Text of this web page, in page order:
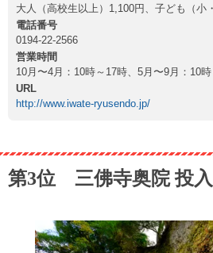
大人（高校生以上）1,100円、子ども（小
電話番号
0194-22-2566
営業時間
10月〜4月：10時～17時、5月〜9月：10
URL
http://www.iwate-ryusendo.jp/
第3位 三佛寺奥院 投入